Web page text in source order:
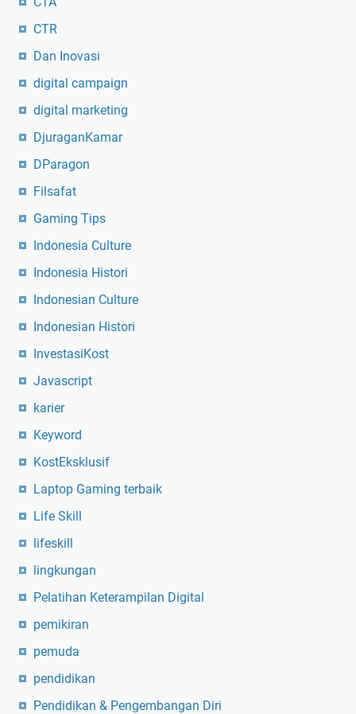
CTR
Dan Inovasi
digital campaign
digital marketing
DjuraganKamar
DParagon
Filsafat
Gaming Tips
Indonesia Culture
Indonesia Histori
Indonesian Culture
Indonesian Histori
InvestasiKost
Javascript
karier
Keyword
KostEksklusif
Laptop Gaming terbaik
Life Skill
lifeskill
lingkungan
Pelatihan Keterampilan Digital
pemikiran
pemuda
pendidikan
Pendidikan & Pengembangan Diri